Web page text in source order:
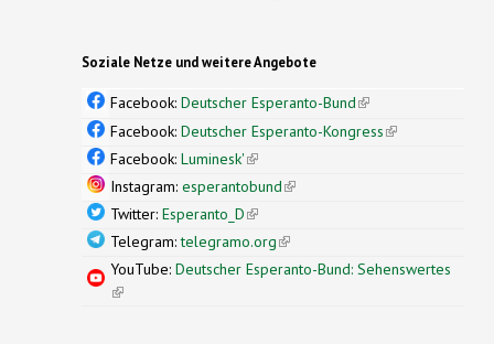
Soziale Netze und weitere Angebote
Facebook: Deutscher Esperanto-Bund(link is
external)
Facebook: Deutscher Esperanto-Kongress(link is
Facebook: Luminesk'(link is external)
Instagram: esperantobund(link is external)
Twitter: Esperanto_D(link is external)
Telegram:telegramo.org(link is external)
YouTube: Deutscher Esperanto-Bund: Sehenswertes
(link is external)